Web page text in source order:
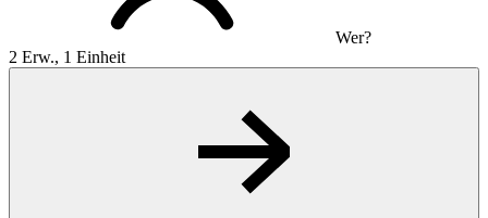
Wer?
2 Erw., 1 Einheit